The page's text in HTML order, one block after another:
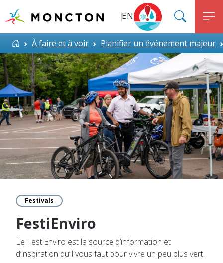
Top Menu
EN
ALERT MONCTON
Accueil
À faire et à voir Planifier un événement majeur
Festivals
FestiEnviro
Le FestiEnviro est la source d’information et
d’inspiration qu’il vous faut pour vivre un peu plus vert.